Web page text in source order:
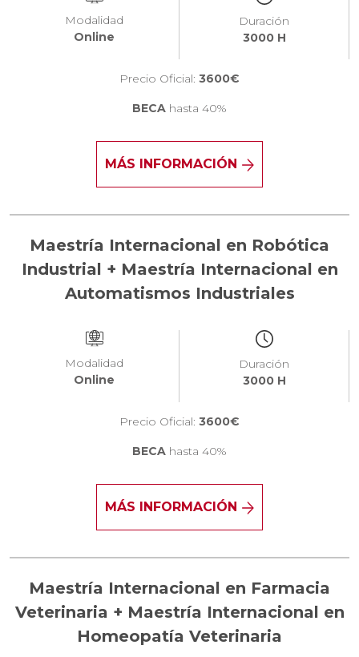
Modalidad
Online
Duración
3000 H
Precio Oficial: 3600€
BECA hasta 40%
MÁS INFORMACIÓN
Maestría Internacional en Robótica
Industrial + Maestría Internacional en
Automatismos Industriales
Modalidad
Online
Duración
3000 H
Precio Oficial: 3600€
BECA hasta 40%
MÁS INFORMACIÓN
Maestría Internacional en Farmacia
Veterinaria + Maestría Internacional en
Homeopatía Veterinaria